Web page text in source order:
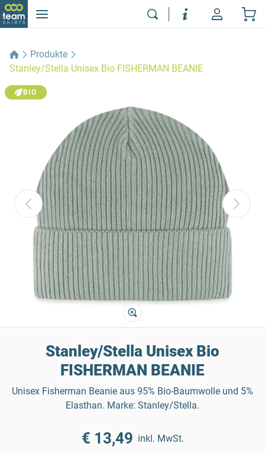
Produkte
Stanley/Stella Unisex Bio FISHERMAN BEANIE
BIO
Stanley/Stella Unisex Bio
FISHERMAN BEANIE
Unisex Fisherman Beanie aus 95% Bio-Baumwolle und 5%
Elasthan. Marke: Stanley/Stella.
€ 13,49 inkl. MwSt.